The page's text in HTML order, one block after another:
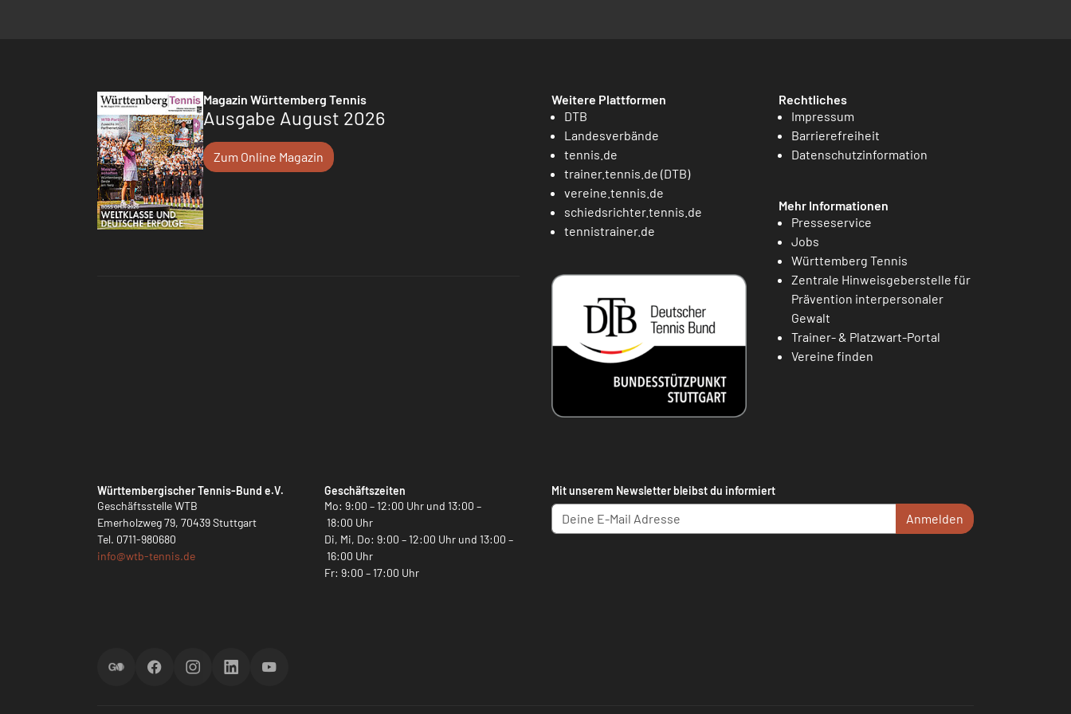
Magazin Württemberg Tennis
Ausgabe August 2026
Zum Online Magazin
Weitere Plattformen
DTB
Landesverbände
tennis.de
trainer.tennis.de (DTB)
vereine.tennis.de
schiedsrichter.tennis.de
tennistrainer.de
Rechtliches
Impressum
Barrierefreiheit
Datenschutzinformation
Mehr Informationen
Presseservice
Jobs
Württemberg Tennis
Zentrale Hinweisgeberstelle für
Prävention interpersonaler
Gewalt
Trainer- & Platzwart-Portal
Vereine finden
Württembergischer Tennis-Bund e.V.
Geschäftsstelle WTB
Emerholzweg 79, 70439 Stuttgart
Tel. 0711-980680
info@wtb-tennis.de
Geschäftszeiten
Mo: 9:00 – 12:00 Uhr und 13:00 –
18:00 Uhr
Di, Mi, Do: 9:00 – 12:00 Uhr und 13:00 –
16:00 Uhr
Fr: 9:00 – 17:00 Uhr
Mit unserem Newsletter bleibst du informiert
Anmelden
ScoreGOFacebookInstagramLinkedInYouTube